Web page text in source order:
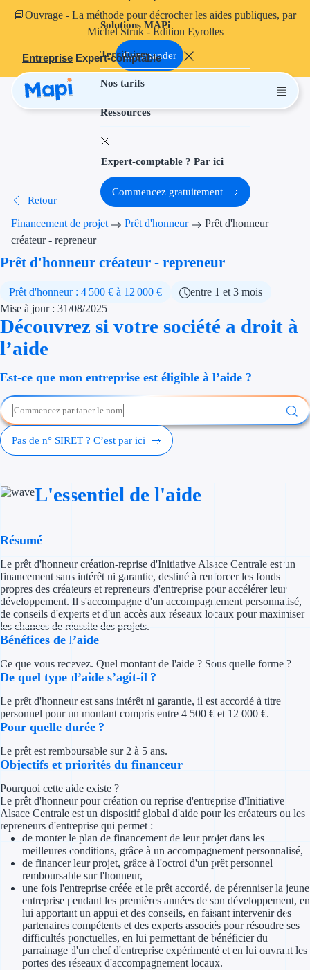
📘Ouvrage - La méthode pour décrocher les aides publiques, par
Michel Struk - Édition Eyrolles
Commander
Entreprise Expert-comptable
Solutions MAPi
Territoires
Nos tarifs
Ressources
Projets finançables
Aides à
Aides
Thématiques
Financement
Transition
Économies
Création
Aides sans
Subventions
Investir dans
Exonération
Aides Urssaf
Prêts publics
Prêt
Prêt
Expert-comptable ? Par ici
Commencez gratuitement
Retour
Financement de projet Prêt d'honneur
Prêt d'honneur
créateur - repreneur
Prêt d'honneur créateur - repreneur
Prêt d'honneur : 4 500 € à 12 000 €
entre 1 et 3 mois
Mise à jour : 31/08/2025
Découvrez si votre société a droit à
l’aide
Est-ce que mon entreprise est éligible à l’aide ?
Pas de n° SIRET ? C’est par ici
L'essentiel de l'aide
Résumé
Le prêt d'honneur création-reprise d'Initiative Alsace Centrale est un
financement sans intérêt ni garantie, destiné à renforcer les fonds
propres des créateurs et repreneurs d'entreprise pour accélérer leur
développement. Il s'accompagne d'un accompagnement personnalisé,
de conseils d'experts et d'un accès aux réseaux locaux pour maximiser
les chances de réussite des projets.
Bénéfices de l’aide
Ce que vous recevez. Quel montant de l'aide ? Sous quelle forme ?
De quel type d’aide s’agit-il ?
Le prêt d'honneur est sans intérêt ni garantie, il est accordé à titre
personnel pour un montant compris entre 4 500 € et 12 000 €.
Pour quelle durée ?
Le prêt est remboursable sur 2 à 5 ans.
Objectifs et priorités du financeur
Pourquoi cette aide existe ?
Le prêt d'honneur pour création ou reprise d'entreprise d'Initiative
Alsace Centrale est un dispositif global d'aide pour les créateurs ou les
repreneurs d'entreprise qui permet :
de monter le plan de financement de leur projet dans les
meilleures conditions, grâce à un accompagnement personnalisé,
de financer leur projet, grâce à l'octroi d'un prêt personnel
remboursable sur l'honneur,
une fois l'entreprise créée et le prêt accordé, de pérenniser la jeune
entreprise pendant les premières années de son développement, en
lui apportant un appui et des conseils, en faisant intervenir des
partenaires compétents et des experts associés pour résoudre ses
difficultés ponctuelles, en lui permettant de bénéficier du
parrainage d'un chef d'entreprise expérimenté et en lui ouvrant les
portes des réseaux d'accompagnement locaux.